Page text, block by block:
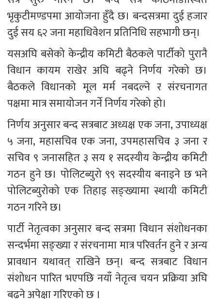
भृकुटीमण्डपमा आयोजना हुँदै छ। बन्दसत्रमा दुई हजार
दुई सय ६२ जना महाधिवेशन प्रतिनिधि सहभागी छन्।
यसअघि बसेको केन्द्रीय कमिटी बैठकले पार्टीको पुरानै
विधान कायम राखेर अघि बढ्ने निर्णय गरेको छ।
बैठकले विधानको मूल मर्म नबदल्ने र संरचनागत
पक्षमा मात्र समायोजन गर्ने निर्णय गरेको हो।
निर्णय अनुसार बन्द सत्रबाट अध्यक्ष एक जना, उपाध्यक्ष
५ जना, महासचिव एक जना, उपमहासचिव ३ जना र
सचिव ९ जनासहित ३ सय १ सदस्यीय केन्द्रीय कमिटी
गठन हुने छ। पोलिटब्युरो ९९ सदस्यीय बनाइने छ भने
पोलिटब्युरोको एक तिहाइ सङ्ख्यामा स्थायी कमिटी
गठन गरिने छ।
पार्टी नेतृत्वका अनुसार बन्द सत्रमा विधान संशोधनका
सन्दर्भमा सङ्ख्या र संरचनामा मात्र परिवर्तन हुने र अन्य
प्रावधान यथावत् राखिने छन्। बन्द सत्रबाट विधान
संशोधन पारित भएपछि नयाँ नेतृत्व चयन प्रक्रिया अघि
बढ्ने अपेक्षा गरिएको छ ।